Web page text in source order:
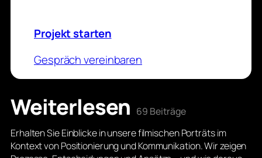
Projekt starten
Gespräch vereinbaren
Weiterlesen 69 Beiträge
Erhalten Sie Einblicke in unsere filmischen Porträts im
Kontext von Positionierung und Kommunikation. Wir zeigen